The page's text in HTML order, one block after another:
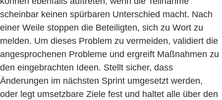
scheinbar keinen spürbaren Unterschied macht. Nach
einer Weile stoppen die Beteiligten, sich zu Wort zu
melden. Um dieses Problem zu vermeiden, validiert die
angesprochenen Probleme und ergreift Maßnahmen zu
den eingebrachten Ideen. Stellt sicher, dass
Änderungen im nächsten Sprint umgesetzt werden,
oder legt umsetzbare Ziele fest und haltet alle über den